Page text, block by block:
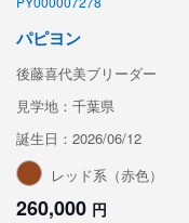
パピヨン
後藤喜代美ブリーダー
見学地：千葉県
誕生日：2026/06/12
レッド系（赤色）
260,000 円